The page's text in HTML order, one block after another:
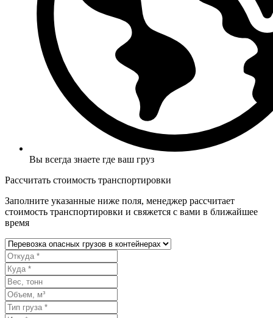
Вы всегда знаете где ваш груз
Рассчитать стоимость транспортировки
Заполните указанные ниже поля, менеджер рассчитает
стоимость транспортировки и свяжется с вами в ближайшее
время